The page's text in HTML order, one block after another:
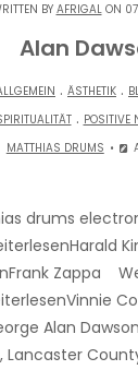
BYAFRIGALON
Alan
. ÄSTHETIK .
. POSITIVE
MATTHIAS DRUMS
drums
Zappa
Alan
Lancaster